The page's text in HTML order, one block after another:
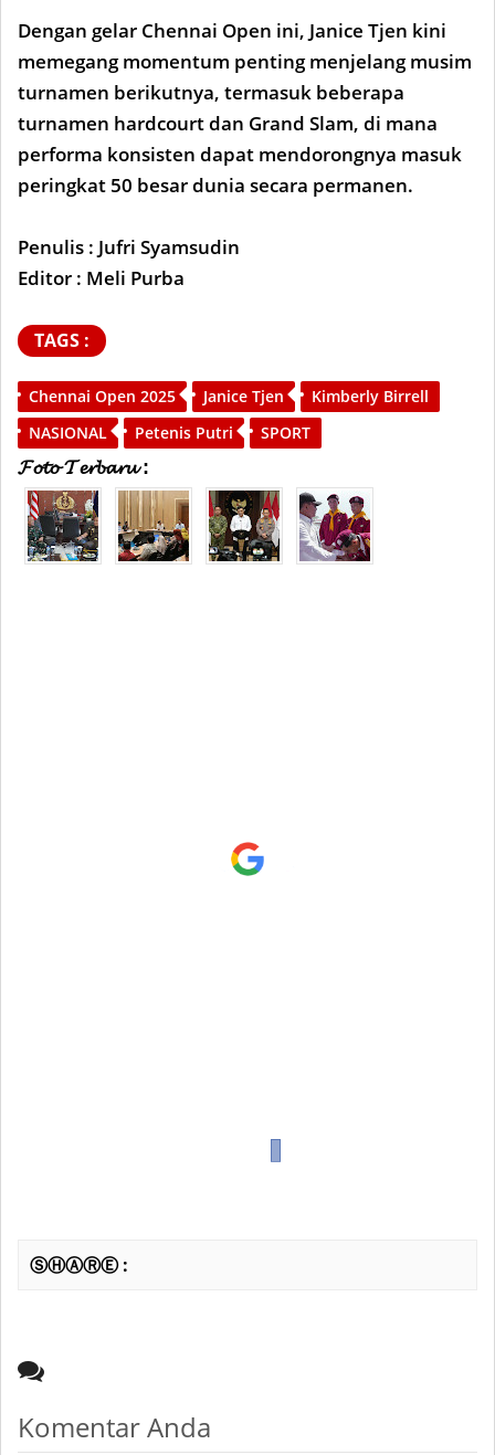
Dengan gelar Chennai Open ini, Janice Tjen kini
memegang momentum penting menjelang musim
turnamen berikutnya, termasuk beberapa
turnamen hardcourt dan Grand Slam, di mana
performa konsisten dapat mendorongnya masuk
peringkat 50 besar dunia secara permanen.
Penulis : Jufri Syamsudin
Editor : Meli Purba
TAGS :
Chennai Open 2025 Janice Tjen
Kimberly Birrell
NASIONAL
Petenis Putri SPORT
𝓕𝓸𝓽𝓸 𝓣𝓮𝓻𝓫𝓪𝓻𝓾 :
ⓈⒽⒶⓇⒺ :
Komentar Anda